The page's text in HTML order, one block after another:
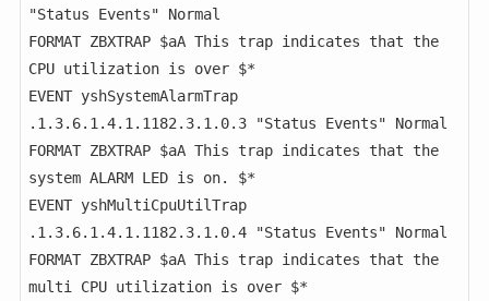
"Status Events" Normal
FORMAT ZBXTRAP $aA This trap indicates that the
CPU utilization is over $*
EVENT yshSystemAlarmTrap
.1.3.6.1.4.1.1182.3.1.0.3 "Status Events" Normal
FORMAT ZBXTRAP $aA This trap indicates that the
system ALARM LED is on. $*
EVENT yshMultiCpuUtilTrap
.1.3.6.1.4.1.1182.3.1.0.4 "Status Events" Normal
FORMAT ZBXTRAP $aA This trap indicates that the
multi CPU utilization is over $*